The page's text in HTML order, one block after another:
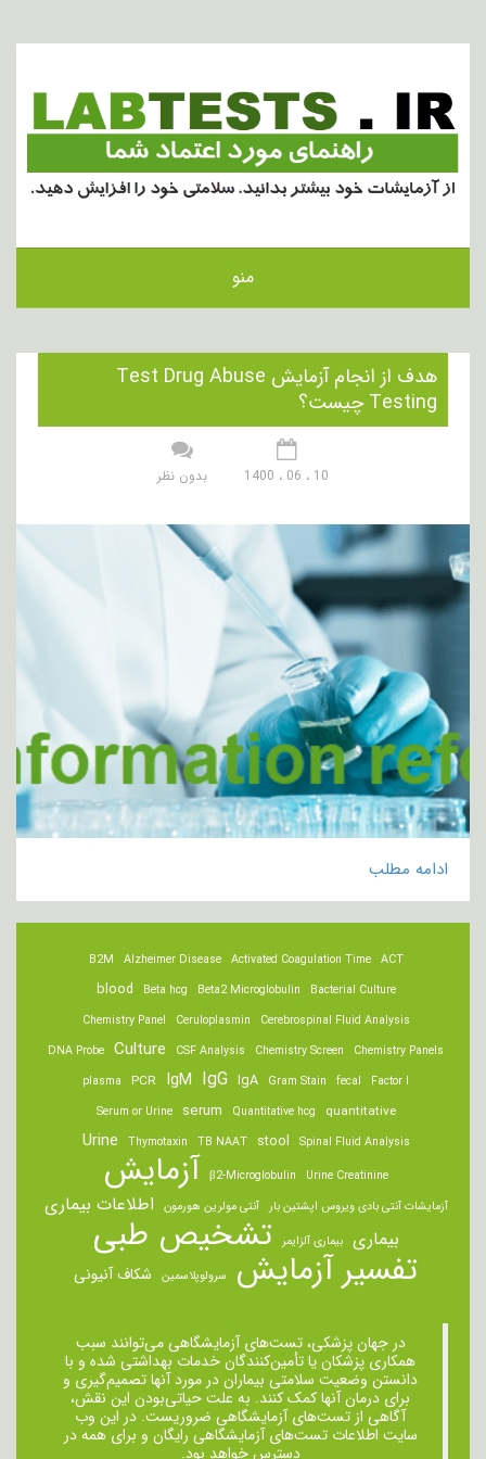
منو
هدف از انجام آزمایش Test Drug Abuse
Testing چیست؟
10 ، 06 ، 1400 بدون نظر
ادامه مطلب
ACT
Activated Coagulation Time
Alzheimer Disease
B2M
Bacterial Culture
Beta2 Microglobulin
Beta hcg
blood
Cerebrospinal Fluid Analysis
Ceruloplasmin
Chemistry Panel
Chemistry Panels
Chemistry Screen
CSF Analysis
Culture
DNA Probe
Factor I
fecal
Gram Stain
IgA
IgG
IgM
PCR
plasma
quantitative
Quantitative hcg
serum
Serum or Urine
Spinal Fluid Analysis
stool
TB NAAT
Thymotaxin
Urine
Urine Creatinine
β2-Microglobulin آزمایش
آزمایشات آنتی بادی ویروس اپشتین بار آنتی مولرین هورمون اطلاعات بیماری
بیماری بیماری آلزایمر تشخیص طبی
تفسیر آزمایش سرولوپلاسمین شکاف آنیونی
در جهان پزشکی، تست‌های آزمایشگاهی می‌توانند سبب
همکاری پزشکان یا تأمین‌کنندگان خدمات بهداشتی شده و با
دانستن وضعیت سلامتی بیماران در مورد آنها تصمیم‌گیری و
برای درمان ‌آنها کمک کنند. به علت حیاتی‌بودن این نقش،
آگاهی از تست‌های آزمایشگاهی ضروریست. در این وب
سایت اطلاعات تست‌های آزمایشگاهی رایگان و برای همه در
دسترس خواهد بود.